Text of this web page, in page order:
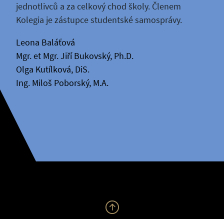
jednotlivců a za celkový chod školy. Členem
Kolegia je zástupce studentské samosprávy.
Leona Baláťová
Mgr. et Mgr. Jiří Bukovský, Ph.D.
Olga Kutílková, DiS.
Ing. Miloš Poborský, M.A.